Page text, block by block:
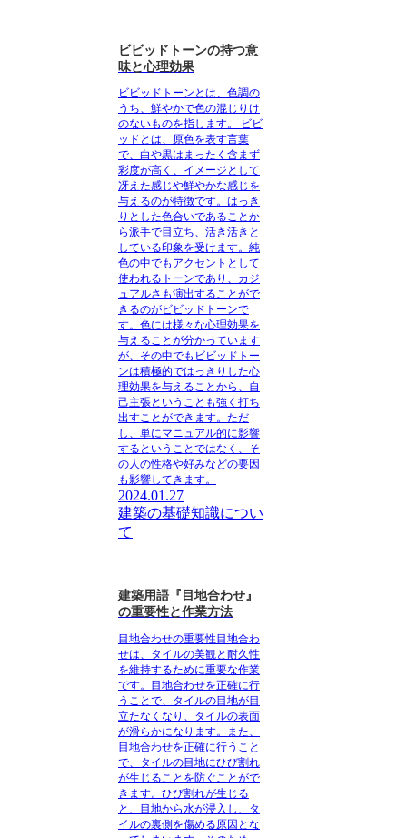
ビビッドトーンの持つ意
味と心理効果
ビビッドトーンとは、色調の
うち、鮮やかで色の混じりけ
のないものを指します。
ビビ
ッドとは、原色を表す言葉
で、白や黒はまったく含まず
彩度が高く、イメージとして
冴えた感じや鮮やかな感じを
与えるのが特徴です。はっき
りとした色合いであることか
ら派手で目立ち、活き活きと
している印象を受けます。純
色の中でもアクセントとして
使われるトーンであり、カジ
ュアルさも演出することがで
きるのがビビッドトーンで
す。色には様々な心理効果を
与えることが分かっています
が、その中でもビビッドトー
ンは積極的ではっきりした心
理効果を与えることから、自
己主張ということも強く打ち
出すことができます。ただ
し、単にマニュアル的に影響
するということではなく、そ
の人の性格や好みなどの要因
も影響してきます。
2024.01.27
建築の基礎知識につい
て
建築用語『目地合わせ』
の重要性と作業方法
目地合わせの重要性目地合わ
せは、タイルの美観と耐久性
を維持するために重要な作業
です。目地合わせを正確に行
うことで、タイルの目地が目
立たなくなり、タイルの表面
が滑らかになります。また、
目地合わせを正確に行うこと
で、タイルの目地にひび割れ
が生じることを防ぐことがで
きます。ひび割れが生じる
と、目地から水が浸入し、タ
イルの裏側を傷める原因とな